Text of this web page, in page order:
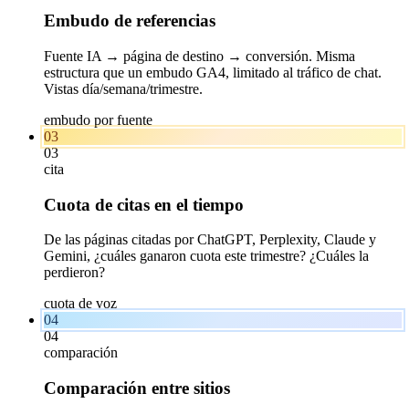
Embudo de referencias
Fuente IA → página de destino → conversión. Misma
estructura que un embudo GA4, limitado al tráfico de chat.
Vistas día/semana/trimestre.
embudo por fuente
03
03
cita
Cuota de citas en el tiempo
De las páginas citadas por ChatGPT, Perplexity, Claude y
Gemini, ¿cuáles ganaron cuota este trimestre? ¿Cuáles la
perdieron?
cuota de voz
04
04
comparación
Comparación entre sitios